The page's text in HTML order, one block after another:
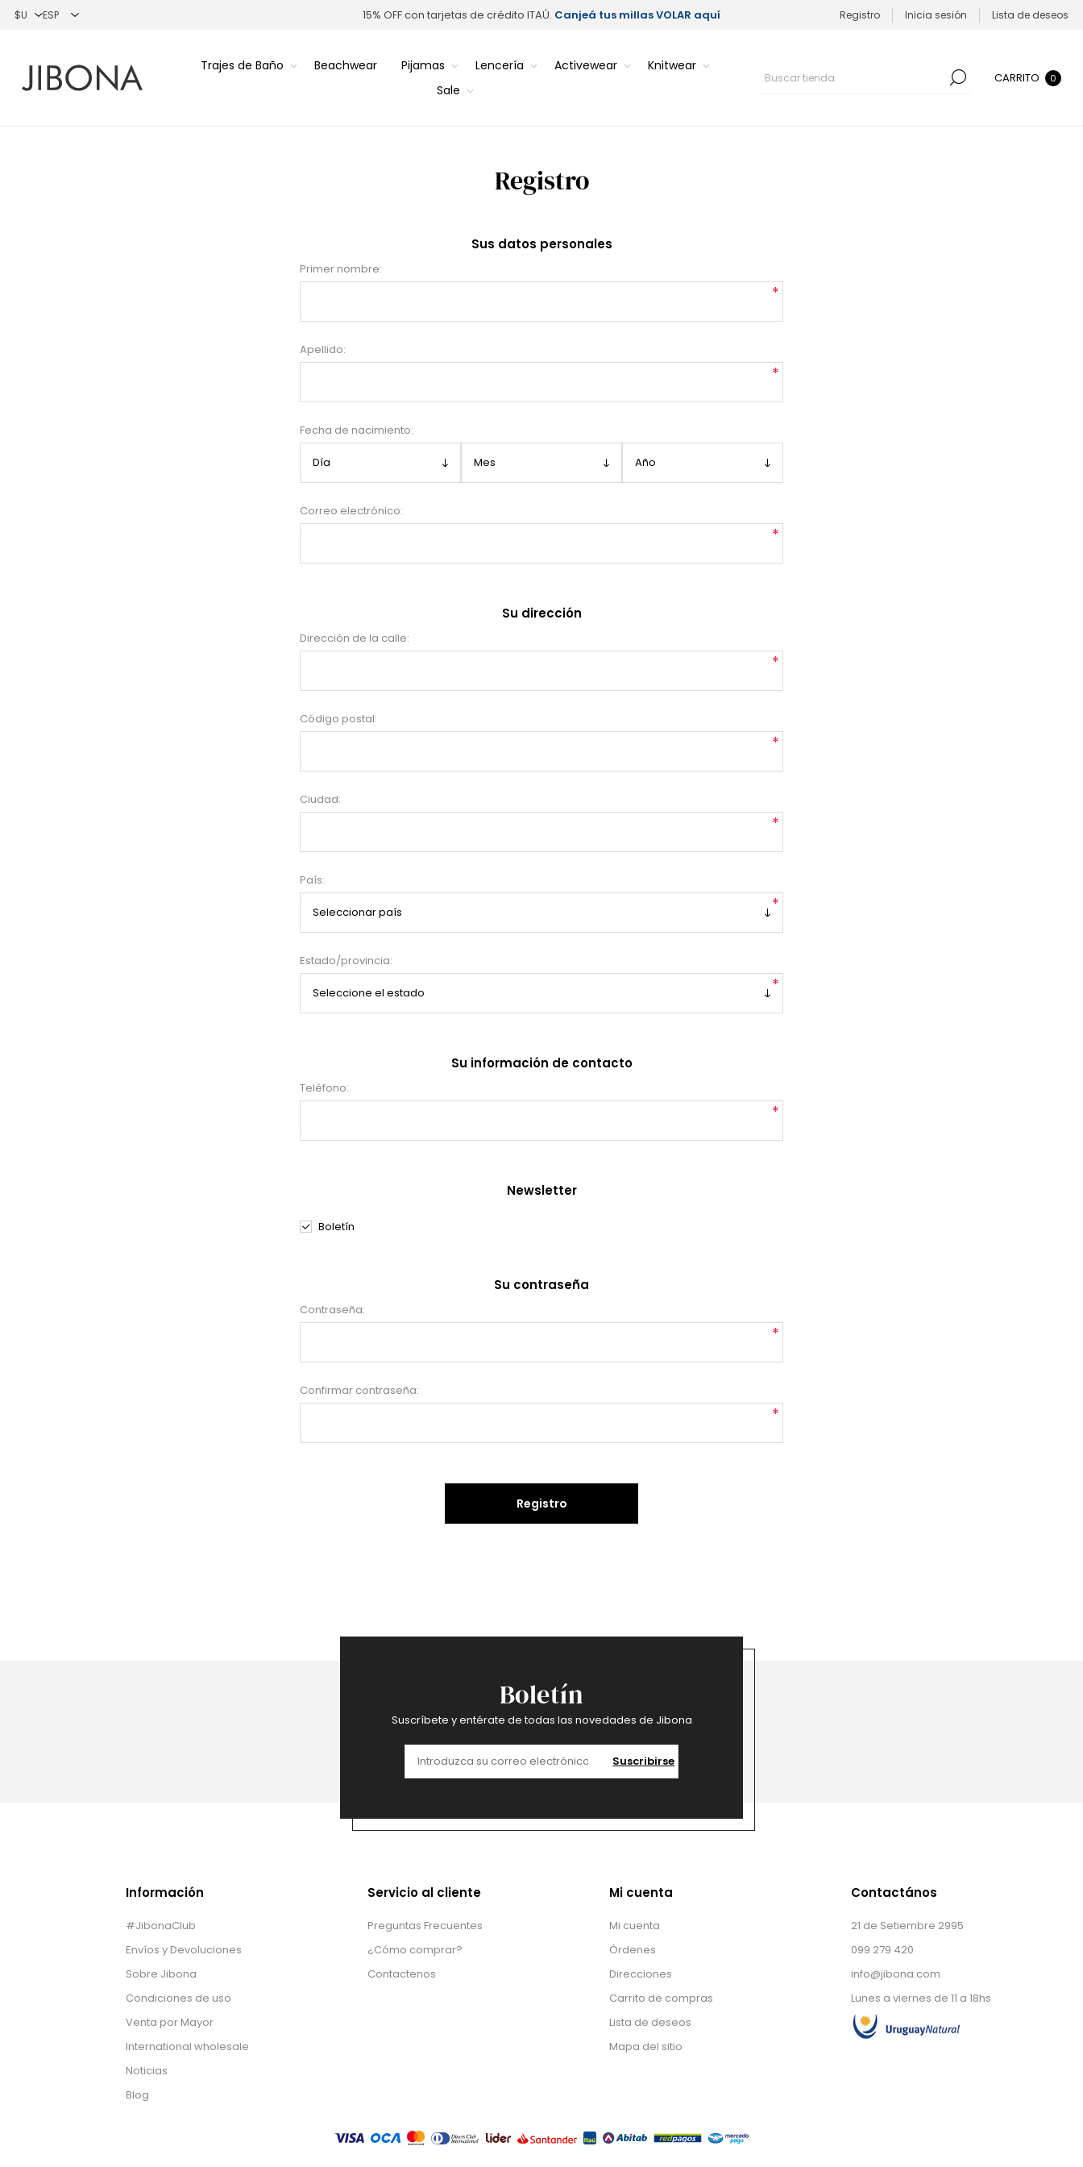
15% OFF con tarjetas de crédito ITAÚ. Canjeá tus millas VOLAR aquí Registro Inicia sesión Lista de deseos
Trajes de Baño Beachwear Pijamas Lencería Activewear
Knitwear
Sale
CARRITO 0
Registro
Sus datos personales
Primer nombre:
*
Apellido:
*
Fecha de nacimiento:
Correo electrónico:
*
Su dirección
Dirección de la calle:
*
Código postal:
*
Ciudad:
*
País:
*
Estado/provincia:
*
Su información de contacto
Teléfono:
*
Newsletter
Boletín
Su contraseña
Contraseña:
*
Confirmar contraseña:
*
Registro
Boletín
Suscríbete y entérate de todas las novedades de Jibona
Suscribirse
Información
#JibonaClub
Envíos y Devoluciones
Sobre Jibona
Condiciones de uso
Venta por Mayor
International wholesale
Noticias
Blog
Servicio al cliente
Preguntas Frecuentes
¿Cómo comprar?
Contactenos
Mi cuenta
Mi cuenta
Órdenes
Direcciones
Carrito de compras
Lista de deseos
Mapa del sitio
Contactános
21 de Setiembre 2995
099 279 420
info@jibona.com
Lunes a viernes de 11 a 18hs